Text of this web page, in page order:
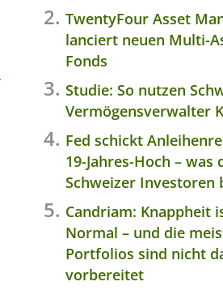
TwentyFour Asset
lanciert neuen Multi-
Fonds
Studie: So nutzen
Vermögensverwalter
Fed schickt
19-Jahres-Hoch – was
Schweizer Investoren
Candriam: Knappheit
Normal – und die
Portfolios sind nicht
vorbereitet